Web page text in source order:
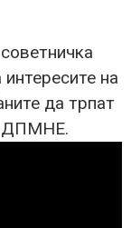
на
да трпат
ДПМНЕ.